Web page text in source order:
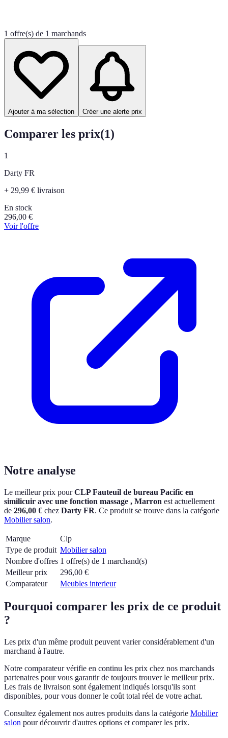
1 offre(s) de 1 marchands
Ajouter à ma sélection Créer une alerte prix
Comparer les prix(1)
1
Darty FR
+ 29,99 € livraison
En stock
296,00 €
Voir l'offre
Notre analyse
Le meilleur prix pourCLP Fauteuil de bureau Pacific en
similicuir avec une fonction massage , Marron est actuellement
de 296,00 € chez Darty FR. Ce produit se trouve dans la catégorie
Mobilier salon.
Marque
Clp
Type de produit Mobilier salon
Nombre d'offres 1 offre(s) de 1 marchand(s)
Meilleur prix
296,00 €
Comparateur
Meubles interieur
Pourquoi comparer les prix de ce produit
?
Les prix d'un même produit peuvent varier considérablement d'un
marchand à l'autre.
Notre comparateur vérifie en continu les prix chez nos marchands
partenaires pour vous garantir de toujours trouver le meilleur prix.
Les frais de livraison sont également indiqués lorsqu'ils sont
disponibles, pour vous donner le coût total réel de votre achat.
Consultez également nos autres produits dans la catégorie Mobilier
salon pour découvrir d'autres options et comparer les prix.